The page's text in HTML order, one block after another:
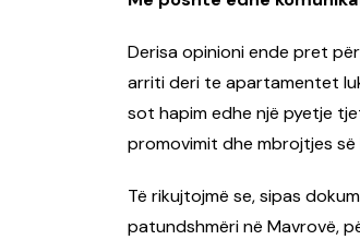
Derisa opinioni ende pret
arriti deri te apartamentet
sot hapim edhe një pyetje
promovimit dhe mbrojtjes së
Të rikujtojmë se, sipas
patundshmëri në Mavrovë,